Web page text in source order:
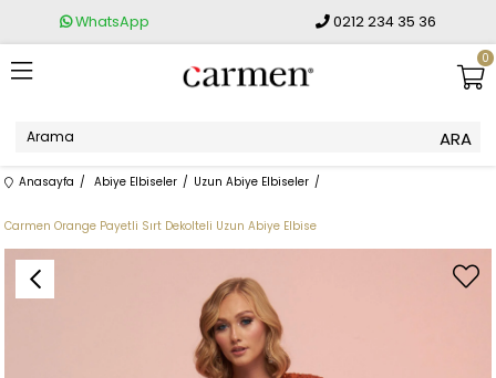
WhatsApp 0212 234 35 36
0
Anasayfa Abiye Elbiseler Uzun Abiye Elbiseler
Carmen Orange Payetli Sırt Dekolteli Uzun Abiye Elbise